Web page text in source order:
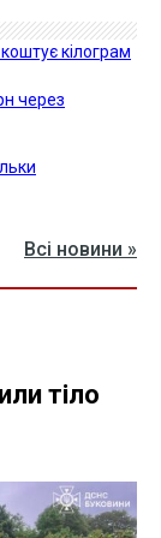
кілограм
через
Всі новини »
тіло